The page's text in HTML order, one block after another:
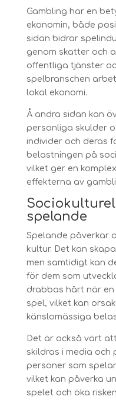
Gambling har en
ekonomin, både
sidan bidrar
genom skatter och
offentliga tjänster
spelbranschen
lokal ekonomi.
Å andra sidan kan
personliga skulder
individer och deras
belastningen på
vilket ger en
effekterna av
spelande
Spelande påverkar
kultur. Det kan
men samtidigt kan
för dem som
drabbas hårt när
spel, vilket kan
känslomässiga
Det är också värt
skildras i media och
personer som
vilket kan påverka
spelet och öka